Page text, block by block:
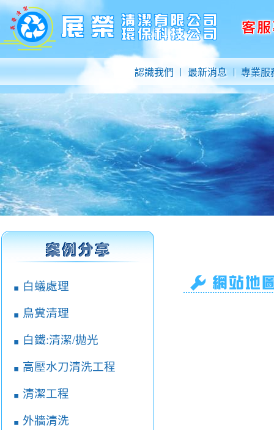
認識我們 | 最新消息 | 專業服
￭ 白蟻處理
￭ 鳥糞清理
￭ 白鐵:清潔/拋光
￭ 高壓水刀清洗工程
￭ 清潔工程
￭ 外牆清洗